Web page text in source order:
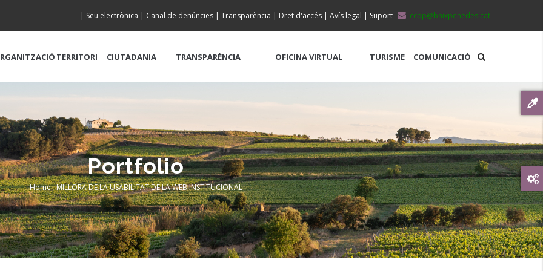
ccbp@baixpenedes.cat
| Seu electrònica | Canal de denúncies | Transparència | Dret d'accés | Avís legal | Suport
TERRITORI CIUTADANIA TRANSPARÈNCIA OFICINA VIRTUAL TURISME COMUNICACIÓ
Portfolio
Breadcrumb
Home-MILLORA DE LA USABILITAT DE LA WEB INSTITUCIONAL